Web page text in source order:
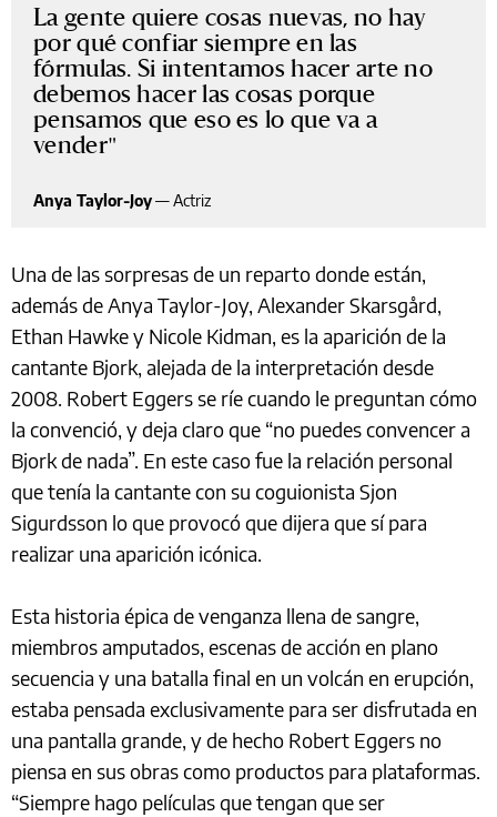
La gente quiere cosas nuevas, no hay
por qué confiar siempre en las
fórmulas. Si intentamos hacer arte no
debemos hacer las cosas porque
pensamos que eso es lo que va a
vender
Anya Taylor-Joy—Actriz
Una de las sorpresas de un reparto donde están,
además de Anya Taylor-Joy, Alexander Skarsgård,
Ethan Hawke y Nicole Kidman, es la aparición de la
cantante Bjork, alejada de la interpretación desde
2008. Robert Eggers se ríe cuando le preguntan cómo
la convenció, y deja claro que “no puedes convencer a
Bjork de nada”. En este caso fue la relación personal
que tenía la cantante con su coguionista Sjon
Sigurdsson lo que provocó que dijera que sí para
realizar una aparición icónica.
Esta historia épica de venganza llena de sangre,
miembros amputados, escenas de acción en plano
secuencia y una batalla final en un volcán en erupción,
estaba pensada exclusivamente para ser disfrutada en
una pantalla grande, y de hecho Robert Eggers no
piensa en sus obras como productos para plataformas.
“Siempre hago películas que tengan que ser